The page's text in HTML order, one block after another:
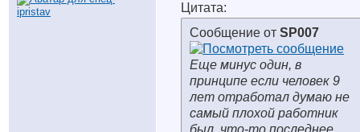
Цитата:
Сообщение от SP007
Еще минус один, в
принципе если человек 9
лет отработал думаю не
самый плохой работник
был, что-то последнее